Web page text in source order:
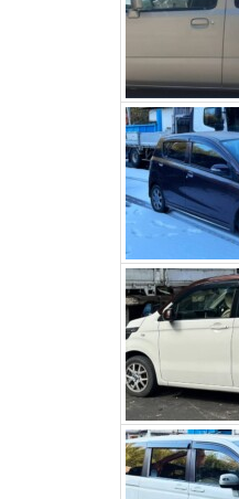
ダイハツ
ホンダNワ
ホンダステ
月